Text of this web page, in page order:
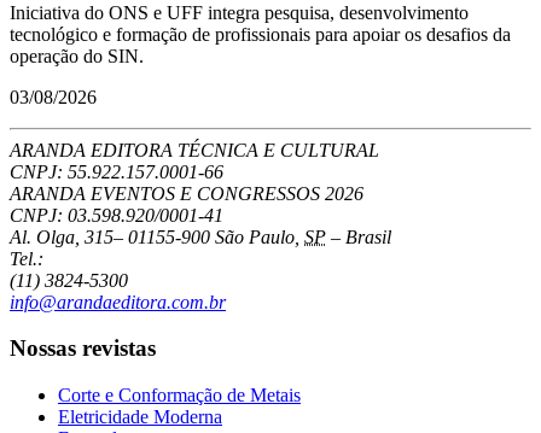
Iniciativa do ONS e UFF integra pesquisa, desenvolvimento
tecnológico e formação de profissionais para apoiar os desafios da
operação do SIN.
03/08/2026
ARANDA EDITORA TÉCNICA E CULTURAL
CNPJ: 55.922.157.0001-66
ARANDA EVENTOS E CONGRESSOS 2026
CNPJ: 03.598.920/0001-41
Al. Olga, 315– 01155-900 São Paulo SP – Brasil
Tel.:
(11) 3824-5300
info@arandaeditora.com.br
Nossas revistas
Corte e Conformação de Metais
Eletricidade Moderna